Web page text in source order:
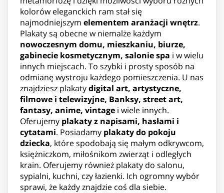
kolorów eleganckich ram stał się
najmodniejszym elementem aranżacji wnętrz.
Plakaty są obecne w niemalże każdym
nowoczesnym domu, mieszkaniu, biurze,
gabinecie kosmetycznym, salonie spa i w wielu
innych miejscach. To szybki i prosty sposób na
odmianę wystroju każdego pomieszczenia. U nas
znajdziesz plakatydigital art, artystyczne,
filmowe i telewizyjne, Banksy, street art,
fantasy, anime, vintage i wiele innych.
Oferujemy plakaty z napisami, hasłami i
cytatami. Posiadamy plakaty do pokoju
dziecka, które spodobają się małym odkrywcom,
księżniczkom, miłośnikom zwierząt i odległych
krain. Oferujemy również plakaty do salonu,
sypialni, kuchni, czy łazienki. Ich ogromny wybór
sprawi, że każdy znajdzie coś dla siebie.